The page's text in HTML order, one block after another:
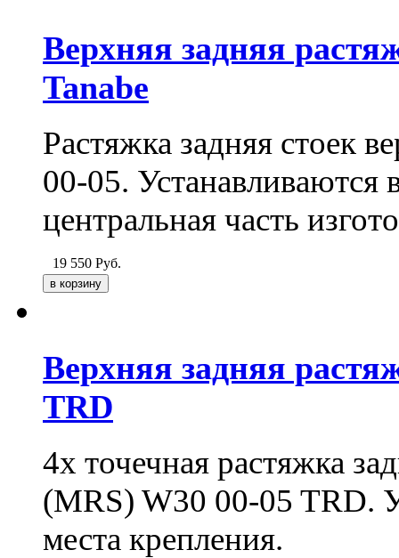
Верхняя задняя
Tanabe
Растяжка задняя стоек
00-05. Устанавливаются
центральная часть
19 550 Руб.
Верхняя задняя
TRD
4х точечная растяжка
(MRS) W30 00-05 TRD.
места крепления.